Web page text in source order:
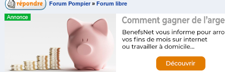
Forum Pompier » Forum libre